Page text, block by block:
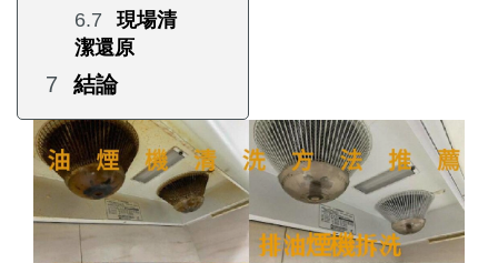
現場清
潔還原
結論